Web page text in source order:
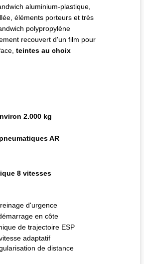
aluminium-plastique,
éléments porteurs et très
polypropylène
recouvert d'un film pour
teintes au choix
2.000 kg
AR
8 vitesses
d'urgence
en côte
de trajectoire ESP
adaptatif
de distance